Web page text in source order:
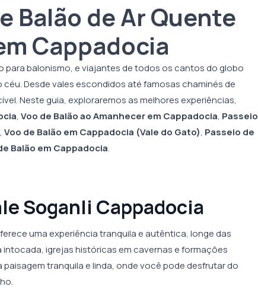
Balão de Ar Quente
Cappadocia
balonismo, e viajantes de todos os cantos do globo
Desde vales escondidos até famosas chaminés de
Neste guia, exploraremos as melhores experiências,
, Voo de Balão ao Amanhecer em Cappadocia, Passeio
, Voo de Balão em Cappadocia (Vale do Gato), Passeio de
Balão em Cappadocia.
Soganli Cappadocia
uma experiência tranquila e autêntica, longe das
igrejas históricas em cavernas e formações
tranquila e linda, onde você pode desfrutar do